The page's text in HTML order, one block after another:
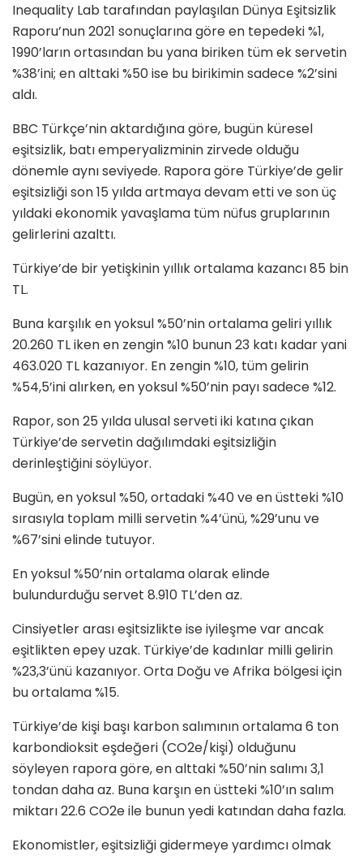
Inequality Lab tarafından paylaşılan Dünya Eşitsizlik
Raporu’nun 2021 sonuçlarına göre en tepedeki %1,
1990’ların ortasından bu yana biriken tüm ek servetin
%38’ini; en alttaki %50 ise bu birikimin sadece %2’sini
aldı.
BBC Türkçe’nin aktardığına göre, bugün küresel
eşitsizlik, batı emperyalizminin zirvede olduğu
dönemle aynı seviyede. Rapora göre Türkiye’de gelir
eşitsizliği son 15 yılda artmaya devam etti ve son üç
yıldaki ekonomik yavaşlama tüm nüfus gruplarının
gelirlerini azalttı.
Türkiye’de bir yetişkinin yıllık ortalama kazancı 85 bin
TL.
Buna karşılık en yoksul %50’nin ortalama geliri yıllık
20.260 TL iken en zengin %10 bunun 23 katı kadar yani
463.020 TL kazanıyor. En zengin %10, tüm gelirin
%54,5’ini alırken, en yoksul %50’nin payı sadece %12.
Rapor, son 25 yılda ulusal serveti iki katına çıkan
Türkiye’de servetin dağılımdaki eşitsizliğin
derinleştiğini söylüyor.
Bugün, en yoksul %50, ortadaki %40 ve en üstteki %10
sırasıyla toplam milli servetin %4’ünü, %29’unu ve
%67’sini elinde tutuyor.
En yoksul %50’nin ortalama olarak elinde
bulundurduğu servet 8.910 TL’den az.
Cinsiyetler arası eşitsizlikte ise iyileşme var ancak
eşitlikten epey uzak. Türkiye’de kadınlar milli gelirin
%23,3’ünü kazanıyor. Orta Doğu ve Afrika bölgesi için
bu ortalama %15.
Türkiye’de kişi başı karbon salımının ortalama 6 ton
karbondioksit eşdeğeri (CO2e/kişi) olduğunu
söyleyen rapora göre, en alttaki %50’nin salımı 3,1
tondan daha az. Buna karşın en üstteki %10’ın salım
miktarı 22.6 CO2e ile bunun yedi katından daha fazla.
Ekonomistler, eşitsizliği gidermeye yardımcı olmak